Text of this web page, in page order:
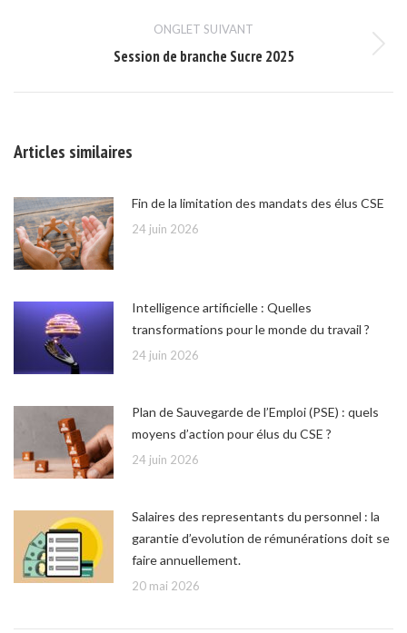
ONGLET SUIVANT
Onglet
Session de branche Sucre 2025
Articles similaires
Fin de la limitation des mandats des élus CSE
24 juin 2026
Intelligence artificielle : Quelles
transformations pour le monde du travail ?
24 juin 2026
Plan de Sauvegarde de l’Emploi (PSE) : quels
moyens d’action pour élus du CSE ?
24 juin 2026
Salaires des representants du personnel : la
garantie d’evolution de rémunérations doit se
faire annuellement.
20 mai 2026